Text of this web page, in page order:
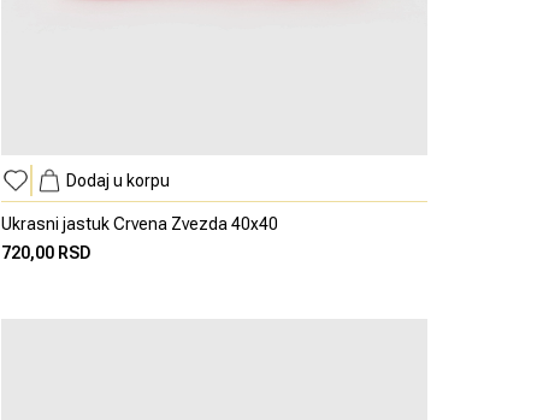
Dodaj u korpu
Ukrasni jastuk Crvena Zvezda 40x40
720,00 RSD